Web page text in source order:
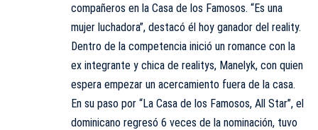
compañeros en la Casa de los Famosos. “Es una
mujer luchadora”, destacó él hoy ganador del reality.
Dentro de la competencia inició un romance con la
ex integrante y chica de realitys, Manelyk, con quien
espera empezar un acercamiento fuera de la casa.
En su paso por “La Casa de los Famosos, All Star”, el
dominicano regresó 6 veces de la nominación, tuvo